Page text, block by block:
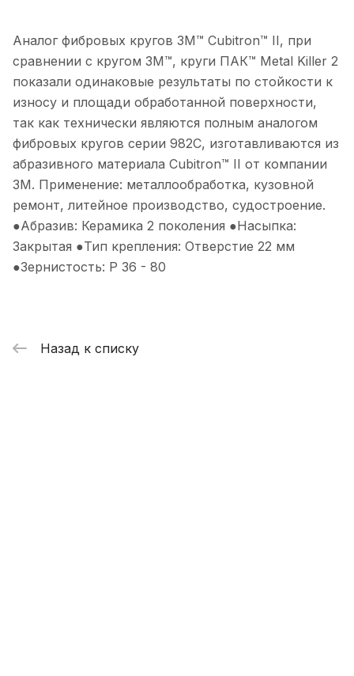
Аналог фибровых кругов 3M™ Cubitron™ II, при
сравнении с кругом 3M™, круги ПАК™ Metal Killer 2
показали одинаковые результаты по стойкости к
износу и площади обработанной поверхности,
так как технически являются полным аналогом
фибровых кругов серии 982С, изготавливаются из
абразивного материала Cubitron™ II от компании
3М. Применение: металлообработка, кузовной
ремонт, литейное производство, судостроение.
●Абразив: Керамика 2 поколения ●Насыпка:
Закрытая ●Тип крепления: Отверстие 22 мм
●Зернистость: P 36 - 80
Назад к списку